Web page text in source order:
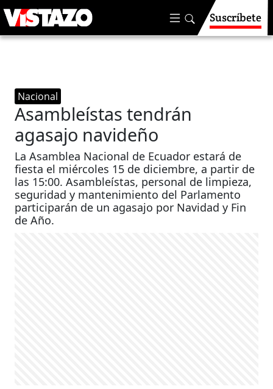
Suscríbete
Nacional
Asambleístas tendrán
agasajo navideño
La Asamblea Nacional de Ecuador estará de
fiesta el miércoles 15 de diciembre, a partir de
las 15:00. Asambleístas, personal de limpieza,
seguridad y mantenimiento del Parlamento
participarán de un agasajo por Navidad y Fin
de Año.